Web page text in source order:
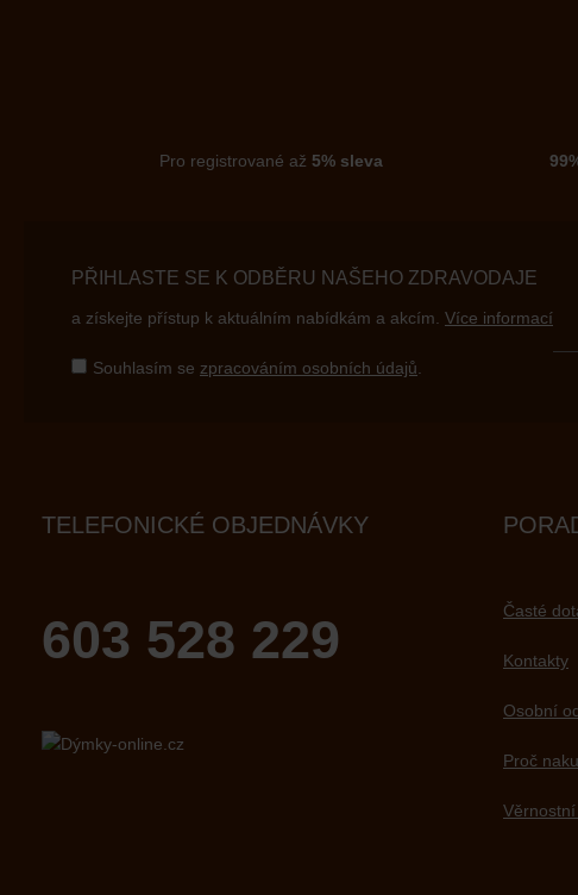
Pro registrované až 5% sleva
PŘIHLASTE SE K ODBĚRU NAŠEHO ZDRAVODAJE
a získejte přístup k aktuálním nabídkám a akcím. Více informací
Souhlasím se zpracováním osobních údajů
TELEFONICKÉ OBJEDNÁVKY
603 528 229 Časté
Kontakty
Osobní
Proč